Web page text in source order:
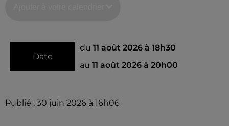
Date
du 11 août 2026 à 18h30
au 11 août 2026 à 20h00
Publié : 30 juin 2026 à 16h06